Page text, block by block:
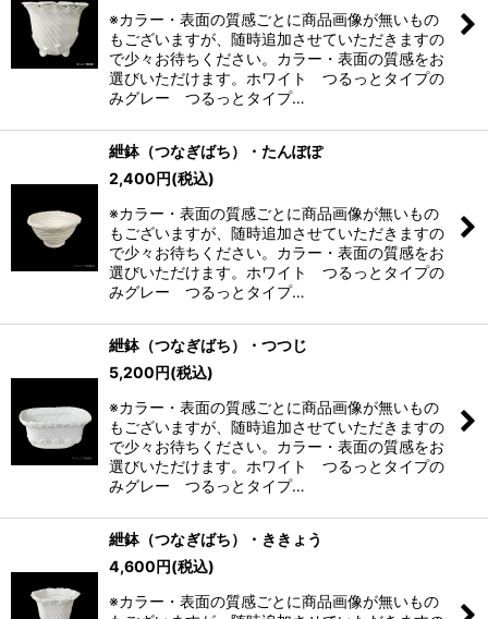
※カラー・表面の質感ごとに商品画像が無いもの
もございますが、随時追加させていただきますの
で少々お待ちください。カラー・表面の質感をお
選びいただけます。ホワイト つるっとタイプの
みグレー つるっとタイプ…
紲鉢（つなぎばち）・たんぽぽ
2,400円(税込)
※カラー・表面の質感ごとに商品画像が無いもの
もございますが、随時追加させていただきますの
で少々お待ちください。カラー・表面の質感をお
選びいただけます。ホワイト つるっとタイプの
みグレー つるっとタイプ…
紲鉢（つなぎばち）・つつじ
5,200円(税込)
※カラー・表面の質感ごとに商品画像が無いもの
もございますが、随時追加させていただきますの
で少々お待ちください。カラー・表面の質感をお
選びいただけます。ホワイト つるっとタイプの
みグレー つるっとタイプ…
紲鉢（つなぎばち）・ききょう
4,600円(税込)
※カラー・表面の質感ごとに商品画像が無いもの